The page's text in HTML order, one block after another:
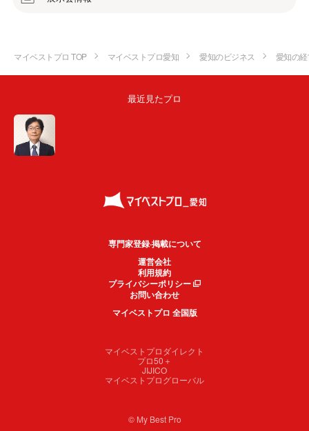
マイベストプロ TOP マイベストプロ愛知 愛知のビジネス 愛知の
最近見たプロ
専門家登録·掲載について
運営会社
利用規約
プライバシーポリシー
お問い合わせ
マイベストプロ 全国版
マイベストプロダイレクト
プロ50＋
JIJICO
マイベストプログローバル
© My Best Pro